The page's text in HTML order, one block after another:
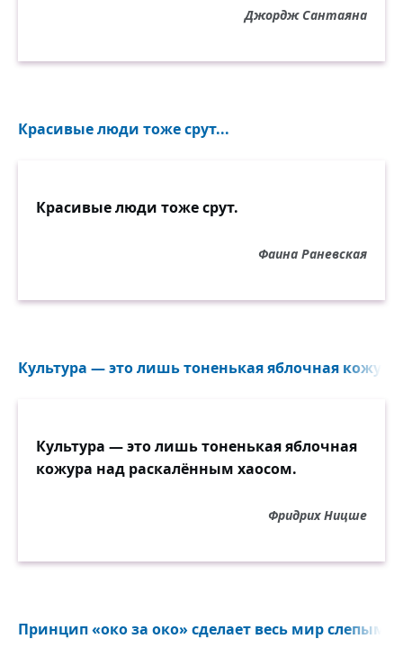
Джордж Сантаяна
Красивые люди тоже срут...
Красивые люди тоже срут.
Фаина Раневская
Культура — это лишь тоненькая яблочная
Культура — это лишь тоненькая яблочная
кожура над раскалённым хаосом.
Фридрих Ницше
Принцип «око за око» сделает весь мир слепым...